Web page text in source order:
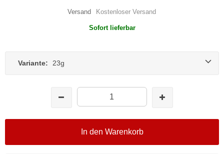
Versand Kostenloser Versand
Sofort lieferbar
Variante: 23g
In den Warenkorb